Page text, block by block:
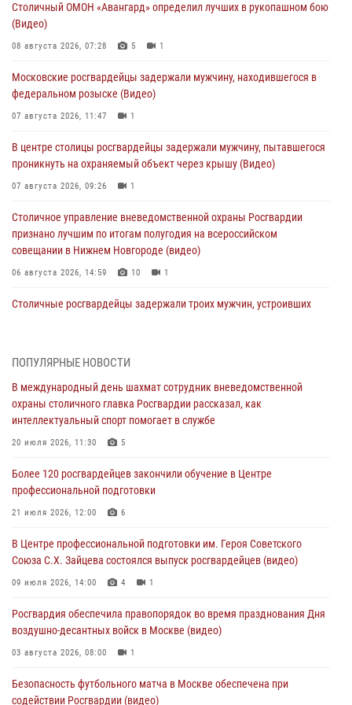
Столичный ОМОН «Авангард» определил лучших в рукопашном бою
(Видео)
08 августа 2026, 07:28 5 1
Московские росгвардейцы задержали мужчину, находившегося в
федеральном розыске (Видео)
07 августа 2026, 11:47 1
В центре столицы росгвардейцы задержали мужчину, пытавшегося
проникнуть на охраняемый объект через крышу (Видео)
07 августа 2026, 09:26 1
Столичное управление вневедомственной охраны Росгвардии
признано лучшим по итогам полугодия на всероссийском
совещании в Нижнем Новгороде (видео)
06 августа 2026, 14:59 10 1
Столичные росгвардейцы задержали троих мужчин, устроивших
матче в Москве обеспечила Росгвардия (видео)
06 августа 2026, 08:30
Столичные росгвардейцы задержали мужчину, устроившего дебош
05 августа 2026, 12:39
Московские росгвардейцы обеспечили безопасность проведения
05 августа 2026, 12:35
Делегация МВД Республики Беларусь ознакомилась с передовыми
04 августа 2026, 18:16 5
ПОПУЛЯРНЫЕ НОВОСТИ
В международный день шахмат сотрудник вневедомственной
охраны столичного главка Росгвардии рассказал, как
интеллектуальный спорт помогает в службе
20 июля 2026, 11:30 5
Более 120 росгвардейцев закончили обучение в Центре
профессиональной подготовки
21 июля 2026, 12:00 6
В Центре профессиональной подготовки им. Героя Советского
Союза С.Х. Зайцева состоялся выпуск росгвардейцев (видео)
09 июля 2026, 14:00 4 1
Росгвардия обеспечила правопорядок во время празднования Дня
воздушно-десантных войск в Москве (видео)
03 августа 2026, 08:00 1
Безопасность футбольного матча в Москве обеспечена при
содействии Росгвардии (видео)